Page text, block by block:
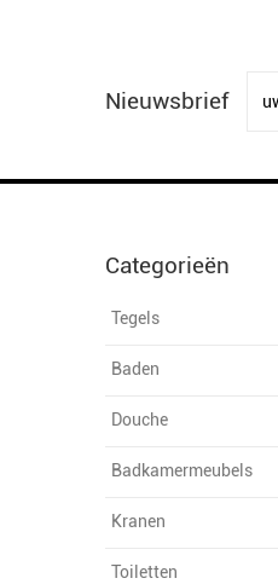
Nieuwsbrief
Categorieën
Tegels
Baden
Douche
Badkamermeubels
Kranen
Toiletten